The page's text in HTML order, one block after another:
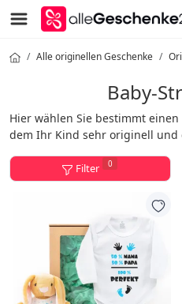
Alle originellen Geschenke
Baby-
Hier wählen Sie bestimmt
dem Ihr Kind sehr originell
Filter 0